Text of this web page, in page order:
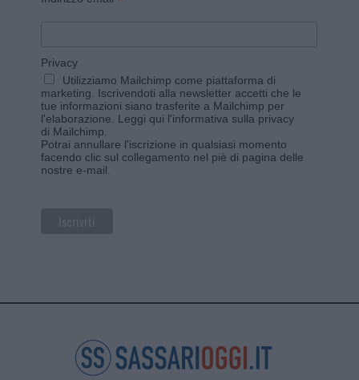
Privacy
Utilizziamo Mailchimp come piattaforma di
marketing. Iscrivendoti alla newsletter accetti che le
tue informazioni siano trasferite a Mailchimp per
l'elaborazione. Leggi qui l'informativa sulla privacy
di Mailchimp
Potrai annullare l'iscrizione in qualsiasi momento
facendo clic sul collegamento nel piè di pagina delle
nostre e-mail.